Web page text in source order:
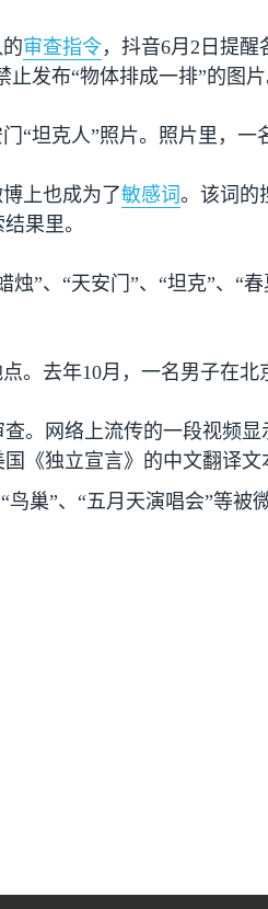
审查指令，抖音6月 2 日提醒
发布“物体排成一排”的图片
“坦克人”照片。照片里，
上也成为了敏感词 。该词的
果里。
”、“天安门”、“坦克”、“
点。去年10月，一名男子在北
。网络上流传的一段视频
《独立宣言》的中文翻译文
巢”、“五月天演唱会”等被